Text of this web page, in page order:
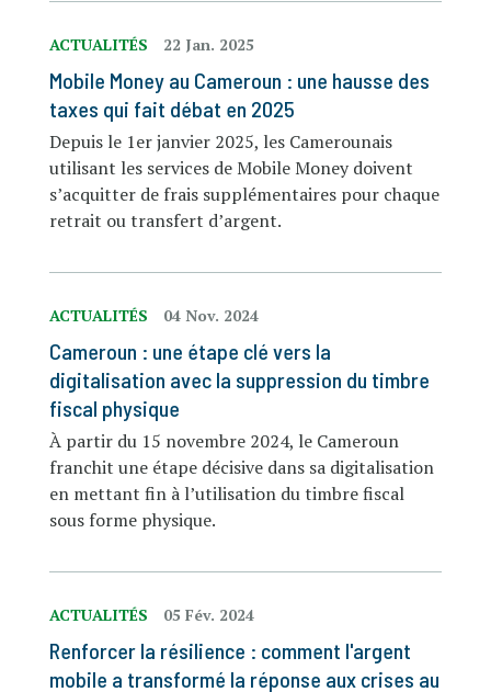
ACTUALITÉS 22 Jan. 2025
Mobile Money au Cameroun : une hausse des
taxes qui fait débat en 2025
Depuis le 1er janvier 2025, les Camerounais
utilisant les services de Mobile Money doivent
s’acquitter de frais supplémentaires pour chaque
retrait ou transfert d’argent.
ACTUALITÉS 04 Nov. 2024
Cameroun : une étape clé vers la
digitalisation avec la suppression du timbre
fiscal physique
À partir du 15 novembre 2024, le Cameroun
franchit une étape décisive dans sa digitalisation
en mettant fin à l’utilisation du timbre fiscal
sous forme physique.
ACTUALITÉS 05 Fév. 2024
Renforcer la résilience : comment l'argent
mobile a transformé la réponse aux crises au